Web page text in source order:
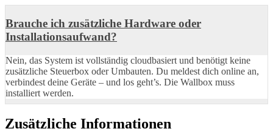
Brauche ich zusätzliche Hardware oder
Installationsaufwand?
Nein, das System ist vollständig cloudbasiert und benötigt keine
zusätzliche Steuerbox oder Umbauten. Du meldest dich online an,
verbindest deine Geräte – und los geht’s. Die Wallbox muss
installiert werden.
Zusätzliche Informationen